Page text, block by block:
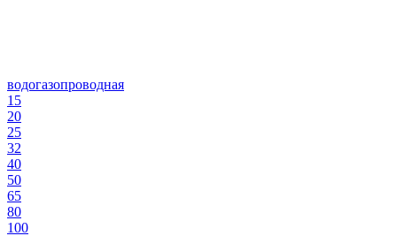
водогазопроводная
15
20
25
32
40
50
65
80
100